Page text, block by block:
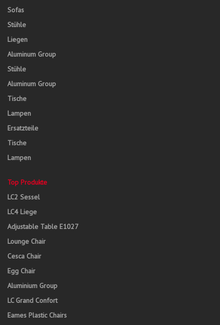
Sofas
Stühle
Liegen
Aluminum Group
Stühle
Aluminum Group
Tische
Lampen
Ersatzteile
Tische
Lampen
Top Produkte
LC2 Sessel
LC4 Liege
Adjustable Table E1027
Lounge Chair
Cesca Chair
Egg Chair
Aluminium Group
LC Grand Confort
Eames Plastic Chairs